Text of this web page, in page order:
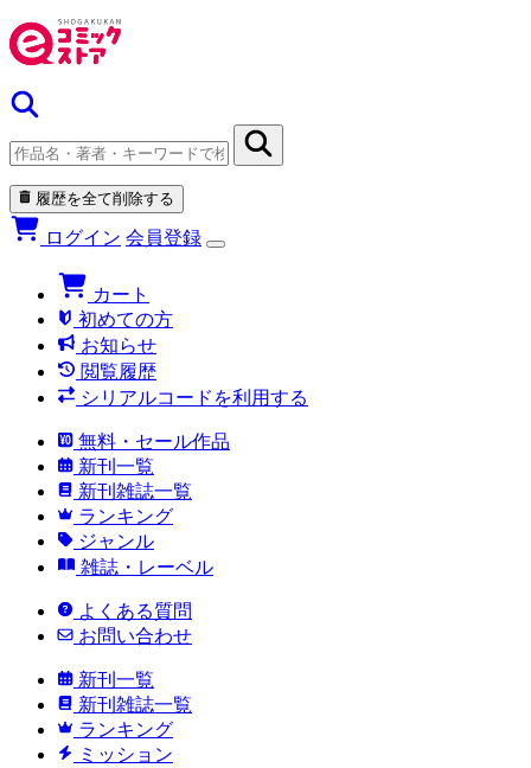
履歴を全て削除する
ログイン 会員登録
カート
初めての方
お知らせ
閲覧履歴
シリアルコードを利用する
無料・セール作品
新刊一覧
新刊雑誌一覧
ランキング
ジャンル
雑誌・レーベル
よくある質問
お問い合わせ
新刊一覧
新刊雑誌一覧
ランキング
ミッション